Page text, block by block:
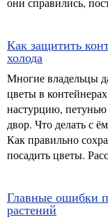
Как защитить
холода
Многие владельцы
цветы в
настурцию,
двор. Что делать с
Как правильно
посадить цветы.
Главные ошибки
растений